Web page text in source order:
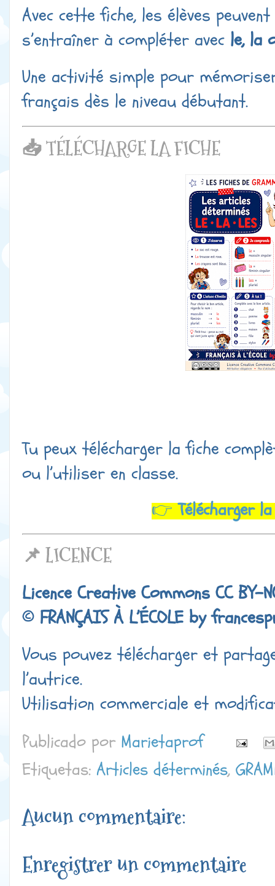
Avec cette fiche, les élèves
s’entraîner à compléter avec le, la
Une activité simple pour
français dès le niveau débutant.
📥 TÉLÉCHARGE LA FICHE
Tu peux télécharger la fiche
ou l’utiliser en classe.
👉Télécharger
📌 LICENCE
Licence Creative Commons CC BY-
© FRANÇAIS À L’ÉCOLE by
Vous pouvez télécharger et
l’autrice.
Utilisation commerciale et
Publicado por Marietaprof
Etiquetas: Articles déterminés,
Aucun commentaire:
Enregistrer un commentaire